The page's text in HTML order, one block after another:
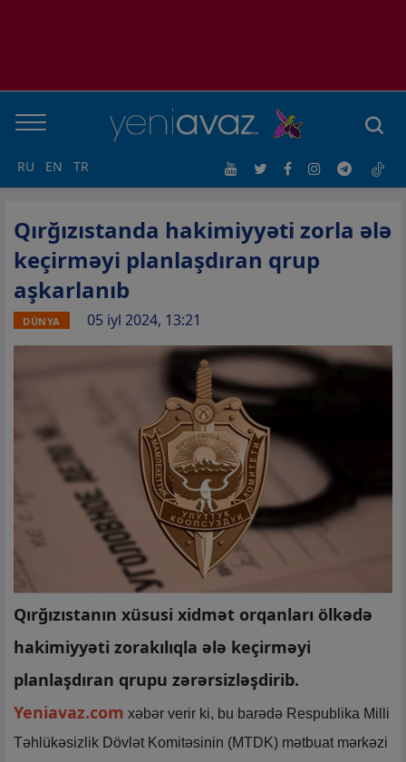
RU EN TR
Qırğızıstanda hakimiyyəti zorla ələ
keçirməyi planlaşdıran qrup
aşkarlanıb
DÜNYA 05 iyl 2024, 13:21
Qırğızıstanın xüsusi xidmət orqanları ölkədə
hakimiyyəti zorakılıqla ələ keçirməyi
planlaşdıran qrupu zərərsizləşdirib.
Yeniavaz.com xəbər verir ki, bu barədə Respublika Milli
Təhlükəsizlik Dövlət Komitəsinin (MTDK) mətbuat mərkəzi